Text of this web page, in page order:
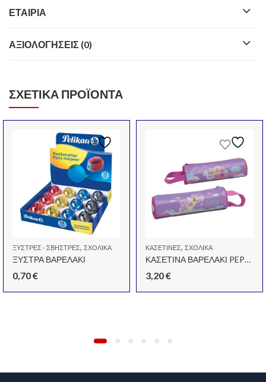
ΕΤΑΙΡΊΑ
ΑΞΙΟΛΟΓΉΣΕΙΣ (0)
ΣΧΕΤΙΚΆ ΠΡΟΪΌΝΤΑ
ΞΎΣΤΡΕΣ - ΣΒΉΣΤΡΕΣ, ΣΧΟΛΙΚΆ
ΞΥΣΤΡΑ ΒΑΡΕΛΑΚΙ
0,70€
ΚΑΣΕΤΊΝΕΣ, ΣΧΟΛΙΚΆ
ΚΑΣΕΤΙΝΑ ΒΑΡΕΛΑΚΙ PEPPA ΡΟΖ
3,20€